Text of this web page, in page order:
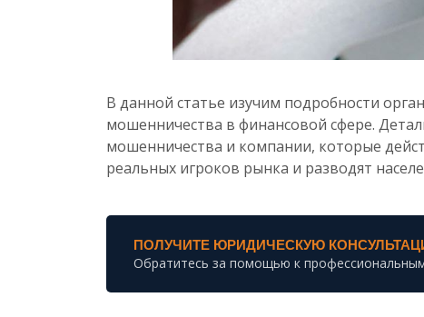
В данной статье изучим подробности
мошенничества в финансовой сфере.
мошенничества и компании, которые
реальных игроков рынка и разводят
ПОЛУЧИТЕ ЮРИДИЧЕСКУЮ
Обратитесь за помощью к